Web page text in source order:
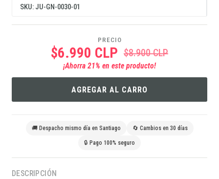
SKU: JU-GN-0030-01
PRECIO
$6.990 CLP $8.900 CLP
¡Ahorra 21% en este producto!
AGREGAR AL CARRO
🚚 Despacho mismo día en Santiago 🔄 Cambios en 30 días
🔒 Pago 100% seguro
DESCRIPCIÓN